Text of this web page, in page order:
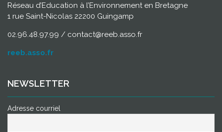
Réseau d’Education à l’Environnement en Bretagne
1 rue Saint-Nicolas 22200 Guingamp
02.96.48.97.99 / contact@reeb.asso.fr
reeb.asso.fr
NEWSLETTER
Adresse courriel